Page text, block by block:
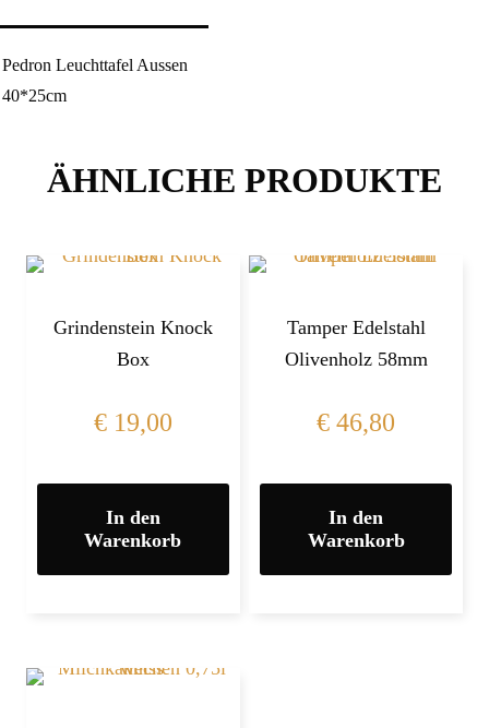
Pedron Leuchttafel Aussen
40*25cm
ÄHNLICHE PRODUKTE
Grindenstein Knock
Box
€19,00
In den
Warenkorb
Tamper Edelstahl
Olivenholz 58mm
€ 46,80
In den
Warenkorb